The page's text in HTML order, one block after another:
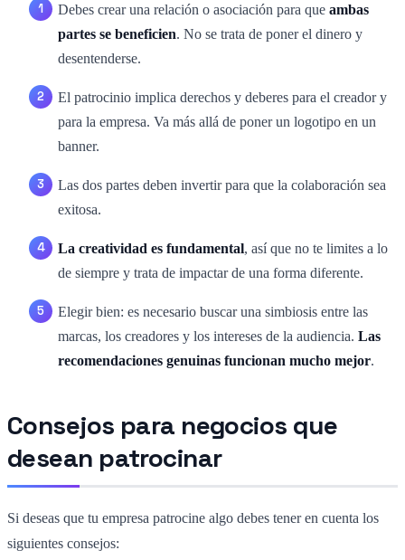
Debes crear una relación o asociación para que ambas
partes se beneficien. No se trata de poner el dinero y
desentenderse.
El patrocinio implica derechos y deberes para el creador y
para la empresa. Va más allá de poner un logotipo en un
banner.
Las dos partes deben invertir para que la colaboración sea
exitosa.
La creatividad es fundamental, así que no te limites a lo
de siempre y trata de impactar de una forma diferente.
Elegir bien: es necesario buscar una simbiosis entre las
marcas, los creadores y los intereses de la audiencia. Las
recomendaciones genuinas funcionan mucho mejor.
Consejos para negocios que
desean patrocinar
Si deseas que tu empresa patrocine algo debes tener en cuenta los
siguientes consejos: